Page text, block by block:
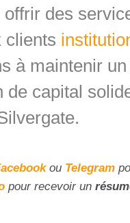
des
clients
à maintenir
de capital
ou Telegram
pour recevoir un